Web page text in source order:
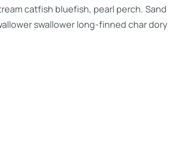
catfish bluefish, pearl perch. Sand
swallower long-finned char dory